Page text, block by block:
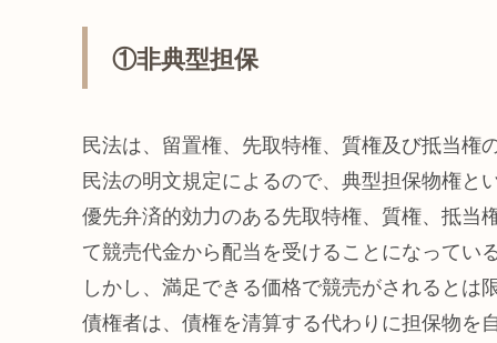
①非典型担保
民法は、留置権、先取特権、質権及び抵当権
民法の明文規定によるので、典型担保物権と
優先弁済的効力のある先取特権、質権、抵当
て競売代金から配当を受けることになってい
しかし、満足できる価格で競売がされるとは
債権者は、債権を清算する代わりに担保物を